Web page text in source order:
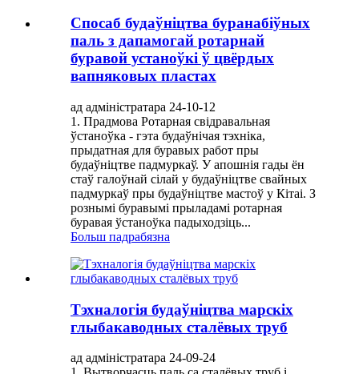
Спосаб будаўніцтва буранабіўных
паль з дапамогай ротарнай
буравой устаноўкі ў цвёрдых
вапняковых пластах
ад адміністратара 24-10-12
1. Прадмова Ротарная свідравальная
ўстаноўка - гэта будаўнічая тэхніка,
прыдатная для буравых работ пры
будаўніцтве падмуркаў. У апошнія гады ён
стаў галоўнай сілай у будаўніцтве свайных
падмуркаў пры будаўніцтве мастоў у Кітаі. З
рознымі буравымі прыладамі ротарная
буравая ўстаноўка падыходзіць...
Больш падрабязна
Тэхналогія будаўніцтва марскіх
глыбакаводных сталёвых труб
ад адміністратара 24-09-24